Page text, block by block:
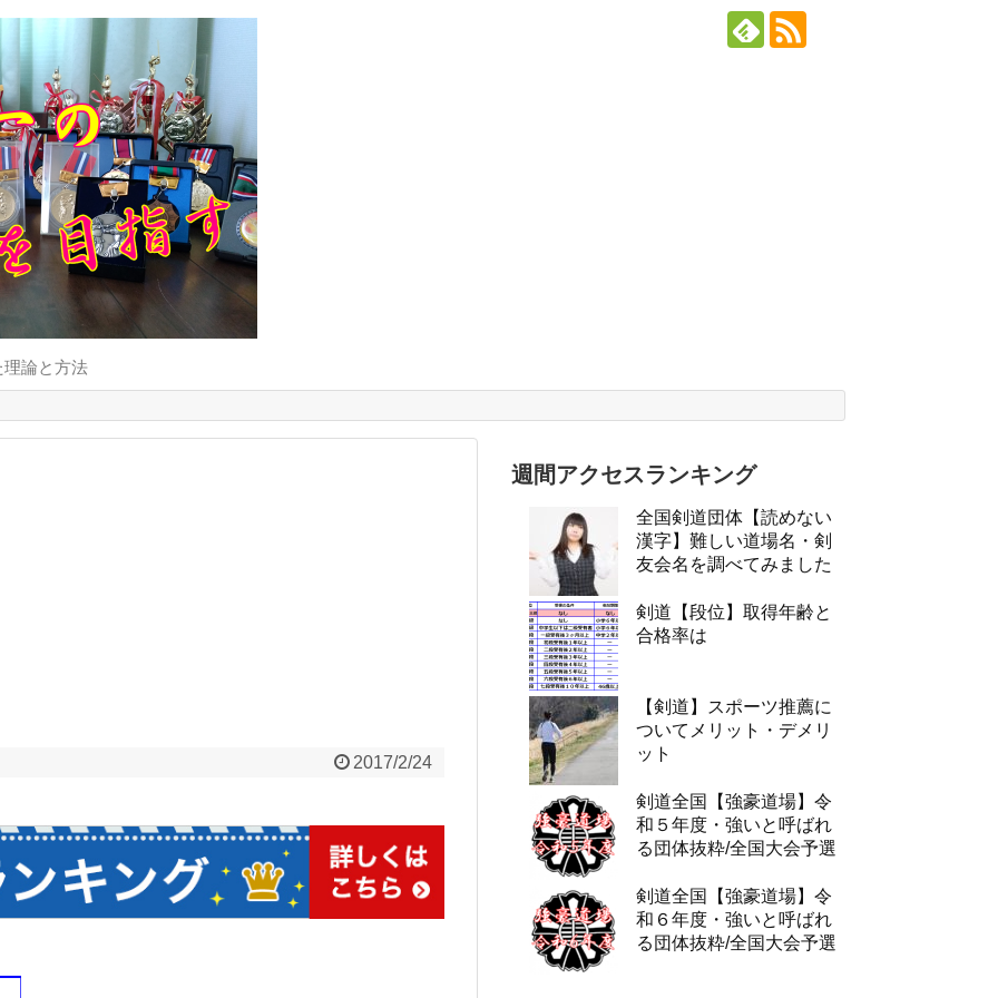
論と方法
2017/2/24
週間アクセスランキング
全国剣道団体【読めない
漢字】難しい道場名・剣
友会名を調べてみました
剣道【段位】取得年齢と
合格率は
【剣道】スポーツ推薦に
ついてメリット・デメリ
ット
剣道全国【強豪道場】令
和５年度・強いと呼ばれ
る団体抜粋/全国大会予選
剣道全国【強豪道場】令
和６年度・強いと呼ばれ
る団体抜粋/全国大会予選